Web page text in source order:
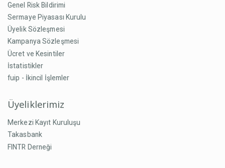
Genel Risk Bildirimi
Sermaye Piyasası Kurulu
Üyelik Sözleşmesi
Kampanya Sözleşmesi
Ücret ve Kesintiler
İstatistikler
fuip - İkincil İşlemler
Üyeliklerimiz
Merkezi Kayıt Kuruluşu
Takasbank
FINTR Derneği